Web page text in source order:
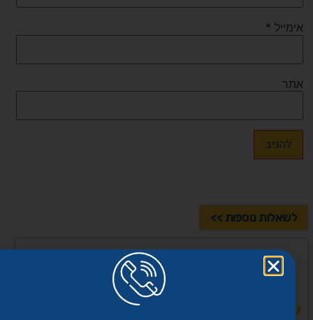
אימייל *
אתר
לשאלות נוספות >>
שיתוף